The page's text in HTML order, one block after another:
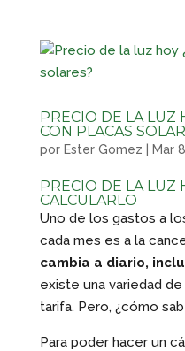
PRECIO DE LA LUZ
CON PLACAS
por Ester Gomez Mar
PRECIO DE LA LUZ
CALCULARLO
Uno de los gastos a
cada mes es a la
cambia a diario,
existe una variedad
tarifa. Pero, ¿cómo
Para poder hacer un